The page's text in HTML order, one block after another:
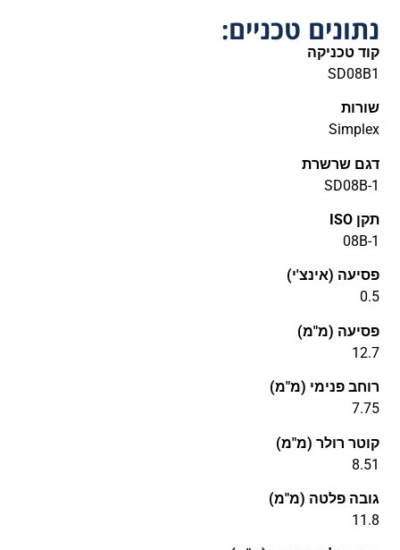
נתונים טכניים:
קוד טכניקה
SD08B1
שורות
Simplex
דגם שרשרת
SD08B-1
תקן ISO
08B-1
פסיעה (אינצ'י)
0.5
פסיעה (מ"מ)
12.7
רוחב פנימי (מ"מ)
7.75
קוטר רולר (מ"מ)
8.51
גובה פלטה (מ"מ)
11.8